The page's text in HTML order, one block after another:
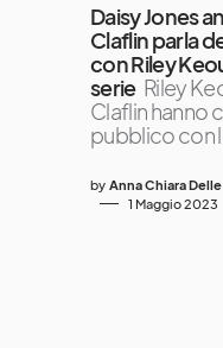
Daisy Jones
Claflin parla
con Riley
serie Riley
Claflin hanno
pubblico con
by Anna Chiara
1 Maggio 2023